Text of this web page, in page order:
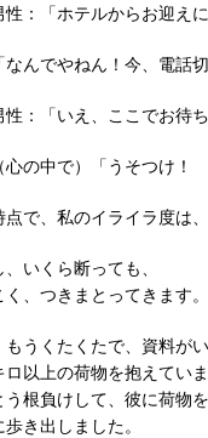
性：「ホテルからお迎え
なんでやねん！今、電話
性：「いえ、ここでお待
心の中で）「うそつけ！
点で、私のイライラ度は
、いくら断っても、
く、つきまとってきます。
もうくたくたで、資料が
ロ以上の荷物を抱えていま
う根負けして、彼に荷物を
き出しました。